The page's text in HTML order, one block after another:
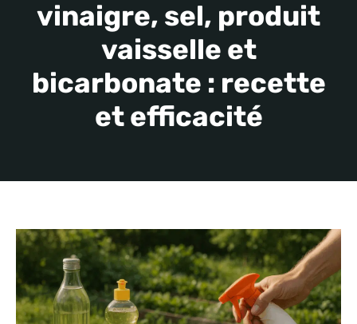
vinaigre, sel, produit
vaisselle et
bicarbonate : recette
et efficacité